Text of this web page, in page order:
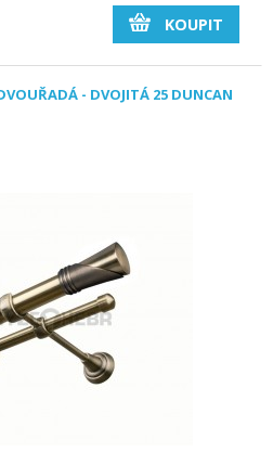
KOUPIT
- DVOJITÁ 25 DUNCAN